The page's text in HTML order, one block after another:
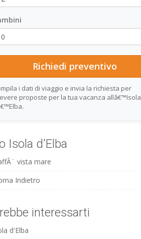
i dati di viaggio e invia la richiesta per
proposte per la tua vacanza allâ€™Isola
Isola d'Elba
vista mare
Indietro
interessarti
d'Elba